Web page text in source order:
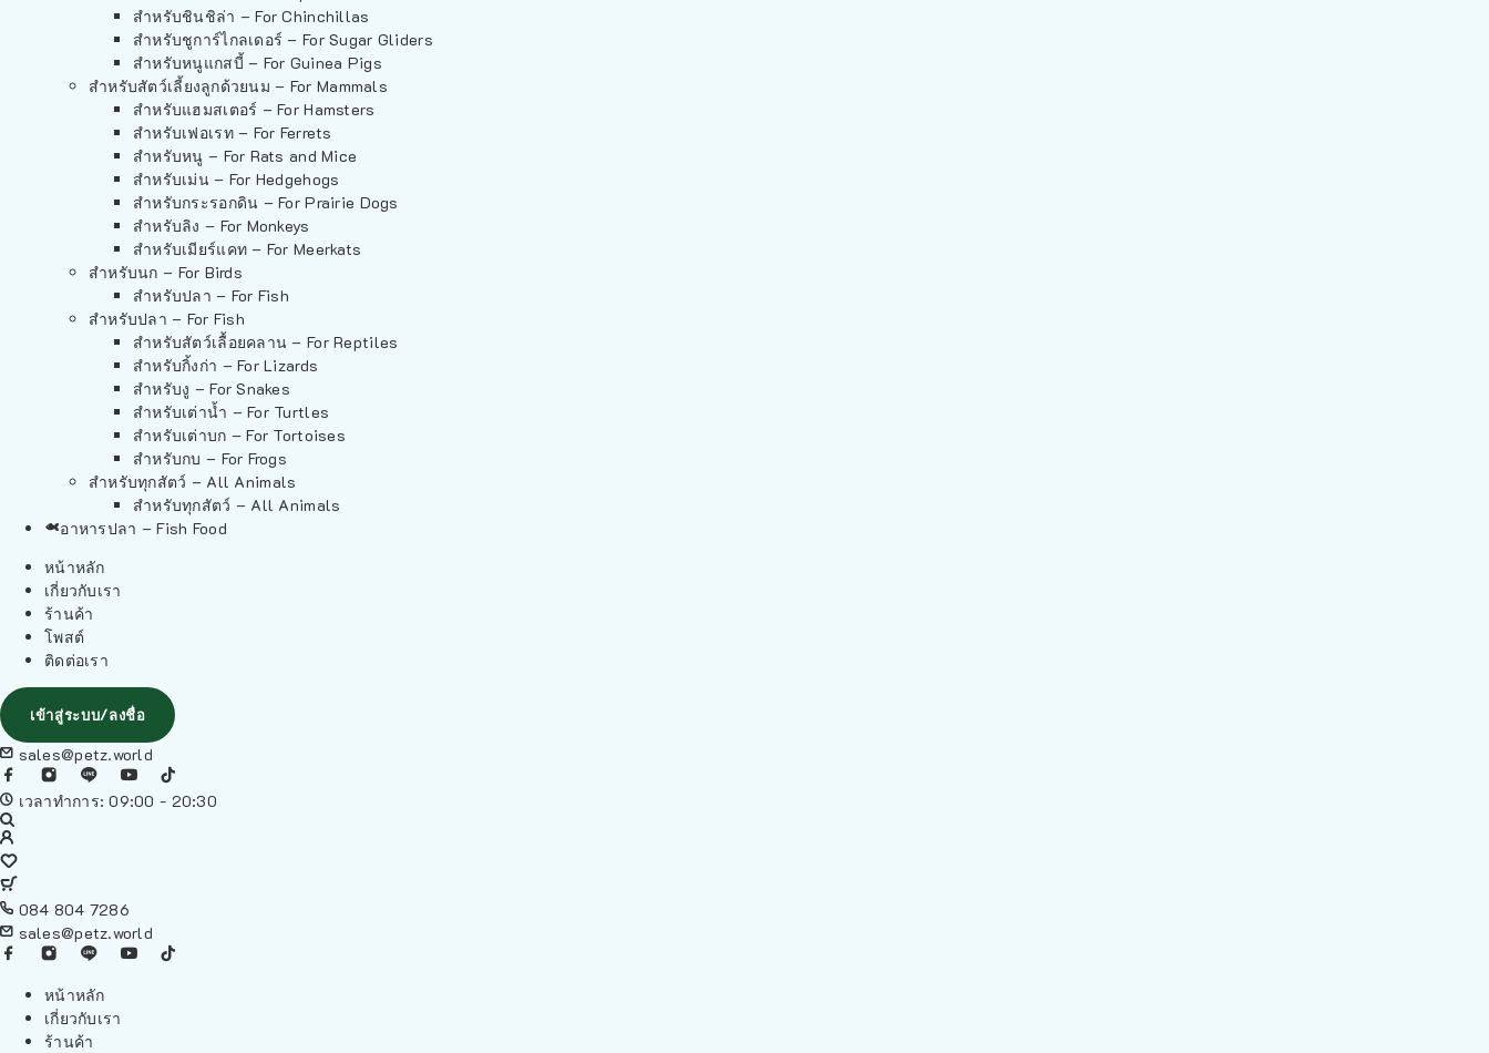
สำหรับชินชิล่า – For Chinchillas
สำหรับชูการ์ไกลเดอร์ – For Sugar Gliders
สำหรับหนูแกสบี้ – For Guinea Pigs
สำหรับสัตว์เลี้ยงลูกด้วยนม – For Mammals
สำหรับแฮมสเตอร์ – For Hamsters
สำหรับเฟอเรท – For Ferrets
สำหรับหนู – For Rats and Mice
สำหรับเม่น – For Hedgehogs
สำหรับกระรอกดิน – For Prairie Dogs
สำหรับลิง – For Monkeys
สำหรับเมียร์แคท – For Meerkats
สำหรับนก – For Birds
สำหรับปลา – For Fish
สำหรับปลา – For Fish
สำหรับสัตว์เลื้อยคลาน – For Reptiles
สำหรับกิ้งก่า – For Lizards
สำหรับงู – For Snakes
สำหรับเต่าน้ำ – For Turtles
สำหรับเต่าบก – For Tortoises
สำหรับกบ – For Frogs
สำหรับทุกสัตว์ – All Animals
สำหรับทุกสัตว์ – All Animals
อาหารปลา – Fish Food
หน้าหลัก
เกี่ยวกับเรา
ร้านค้า
โพสต์
ติดต่อเรา
เข้าสู่ระบบ/ลงชื่อ
sales@petz.world
เวลาทำการ: 09:00 - 20:30
084 804 7286
sales@petz.world
หน้าหลัก
เกี่ยวกับเรา
ร้านค้า